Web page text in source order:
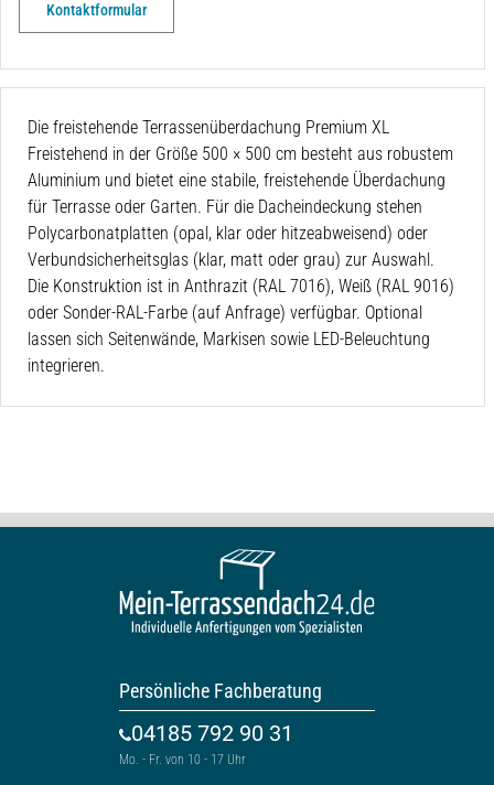
Die freistehende Terrassenüberdachung Premium XL
Freistehend in der Größe 500 × 500 cm besteht aus robustem
Aluminium und bietet eine stabile, freistehende Überdachung
für Terrasse oder Garten. Für die Dacheindeckung stehen
Polycarbonatplatten (opal, klar oder hitzeabweisend) oder
Verbundsicherheitsglas (klar, matt oder grau) zur Auswahl.
Die Konstruktion ist in Anthrazit (RAL 7016), Weiß (RAL 9016)
oder Sonder-RAL-Farbe (auf Anfrage) verfügbar. Optional
lassen sich Seitenwände, Markisen sowie LED-Beleuchtung
integrieren.
Kontaktformular
Persönliche Fachberatung
04185 792 90 31
Mo. - Fr. von 10 - 17 Uhr